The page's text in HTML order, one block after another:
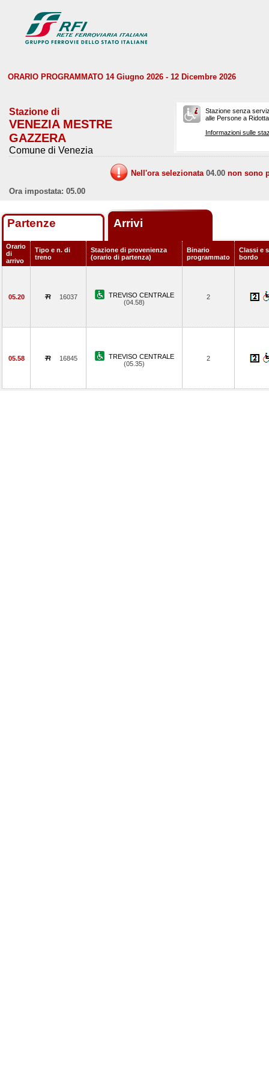
ORARIO PROGRAMMATO 14 Giugno 2026 - 12 Dicembre 2026
Stazione di
VENEZIA MESTRE
GAZZERA
Comune di Venezia
Stazione senza
alle Persone a
Informazioni sulle
Nell'ora selezionata 04.00 non sono
Ora impostata: 05.00
Partenze Arrivi
Orario
di
arrivo
Tipo e n. di
treno
Stazione di provenienza
(orario di partenza)
Binario
programmato
Classi e
bordo
05.20 16037
TREVISO CENTRALE
(04.58)
2
05.58 16845
TREVISO CENTRALE
(05.35)
2